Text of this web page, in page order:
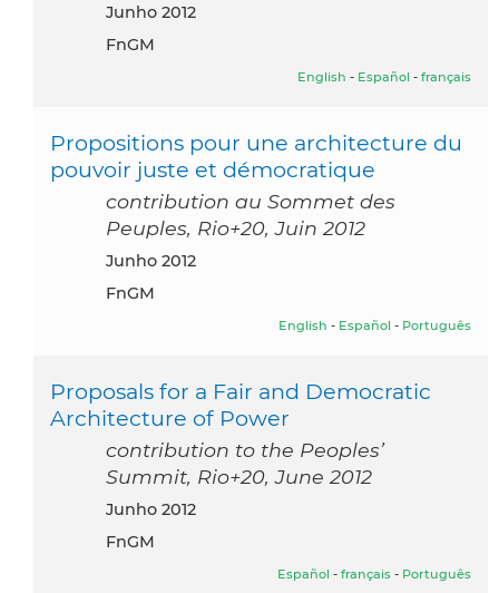
junho 2012
FnGM
English - Español - français
Propositions pour une architecture du
pouvoir juste et démocratique
contribution au Sommet des
Peuples, Rio+20, Juin 2012
junho 2012
FnGM
English - Español - Português
Proposals for a Fair and Democratic
Architecture of Power
contribution to the Peoples’
Summit, Rio+20, June 2012
junho 2012
FnGM
Español - français - Português